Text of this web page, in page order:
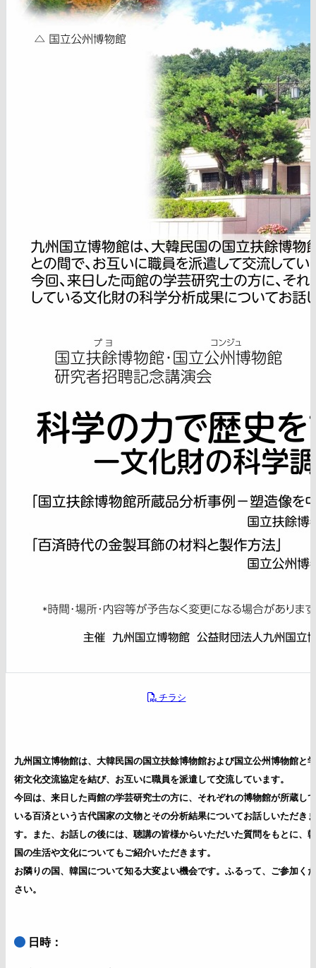
チラシ
九州国立博物館は、大韓民国の国立扶餘博物館および国立公州博物館と学
術文化交流協定を結び、お互いに職員を派遣して交流しています。
今回は、来日した両館の学芸研究士の方に、それぞれの博物館が所蔵して
いる百済という古代国家の文物とその分析結果についてお話しいただきま
す。また、お話しの後には、聴講の皆様からいただいた質問をもとに、韓
国の生活や文化についてもご紹介いただきます。
お隣りの国、韓国について知る大変よい機会です。ふるって、ご参加くだ
さい。
日時：